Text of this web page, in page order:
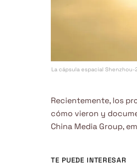
La cápsula espacial
Recientemente, los
cómo vieron y
China Media Group,
TE PUEDE INTERESAR